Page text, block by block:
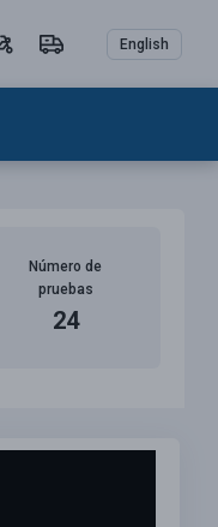
English
Número de
pruebas
24